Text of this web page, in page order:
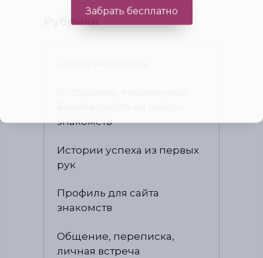
Рубрики
знакомств
Истории успеха из первых
рук
Профиль для сайта
знакомств
Общение, переписка,
личная встреча
Как сделать идеальный профиль?